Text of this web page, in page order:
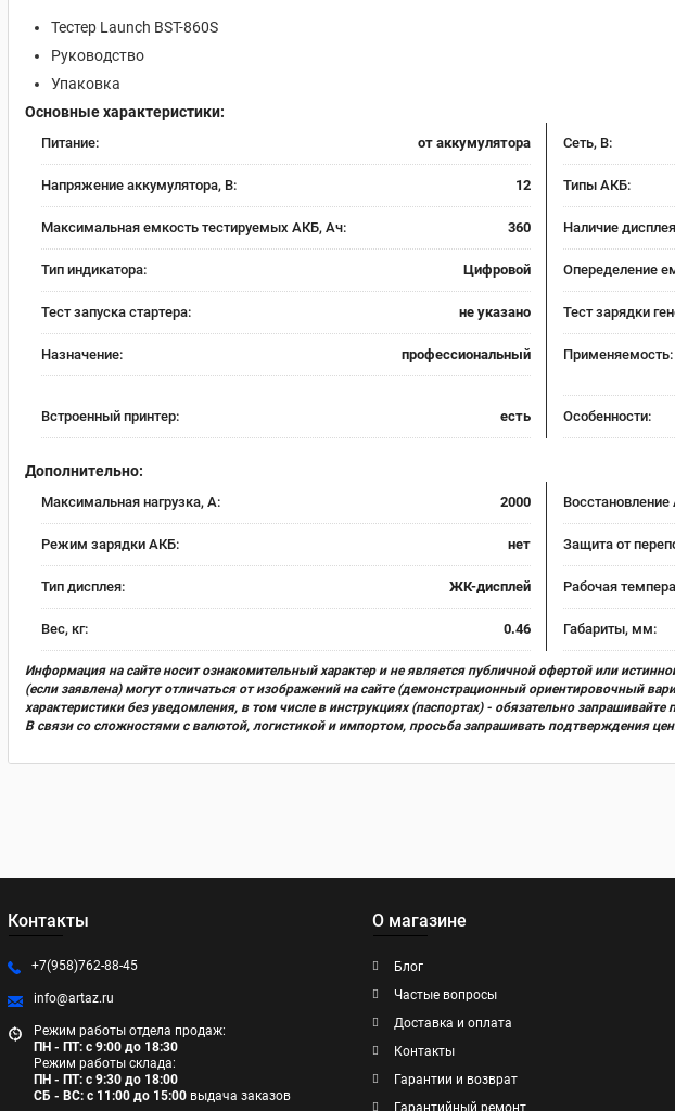
Тестер Launch BST-860S
Руководство
Упаковка
Основные характеристики:
Питание: от аккумулятора Сеть, В:
Напряжение аккумулятора, В: 12 Типы АКБ:
Максимальная емкость тестируемых АКБ, Ач: 360 Наличие
Тип индикатора: Цифровой Опеределение
Тест запуска стартера: не указано Тест зарядки
Назначение: профессиональный Применяемость:
Встроенный принтер: есть Особенности:
Дополнительно:
Максимальная нагрузка, А: 2000
Режим зарядки АКБ: нет Защита от
Тип дисплея: ЖК-дисплей Рабочая
Вес, кг: 0.46 Габариты, мм:
Информация на сайте носит ознакомительный характер и не является публичной офертой или
(если заявлена) могут отличаться от изображений на сайте (демонстрационный ориентировочный
характеристики без уведомления, в том числе в инструкциях (паспортах) - обязательно
В связи со сложностями с валютой, логистикой и импортом, просьба запрашивать подтверждения
Контакты
+7(958)762-88-45
info@artaz.ru
Режим работы отдела продаж:
ПН - ПТ: с 9:00 до 18:30
Режим работы склада:
ПН - ПТ: с 9:30 до 18:00
СБ - ВС: с 11:00 до 15:00 выдача заказов
О магазине
Блог
Частые вопросы
Доставка и оплата
Контакты
Гарантии и возврат
Гарантийный ремонт